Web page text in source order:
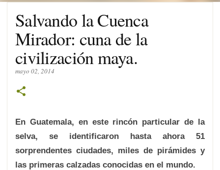
Salvando la Cuenca
Mirador: cuna de la
civilización maya.
mayo 02, 2014
En Guatemala, en este rincón particular de la
selva, se identificaron hasta ahora 51
sorprendentes ciudades, miles de pirámides y
las primeras calzadas conocidas en el mundo.